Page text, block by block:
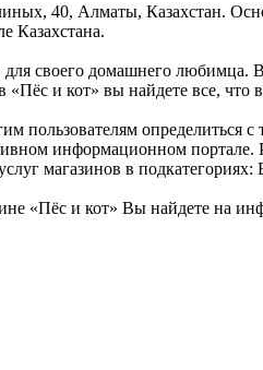
40, Алматы, Казахстан.
Казахстана.
своего домашнего любимца.
и кот» вы найдете все, что
определиться
информационном портале.
магазинов в
«Пёс и кот» Вы найдете на